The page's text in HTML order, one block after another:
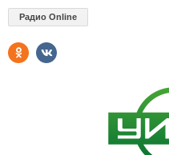
Радио Online